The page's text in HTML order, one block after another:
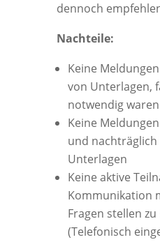
dennoch
Nachteile:
Keine
von Unterlagen,
notwendig waren
Keine
und
Unterlagen
Keine aktive
Kommunikation
Fragen stellen
(Telefonisch